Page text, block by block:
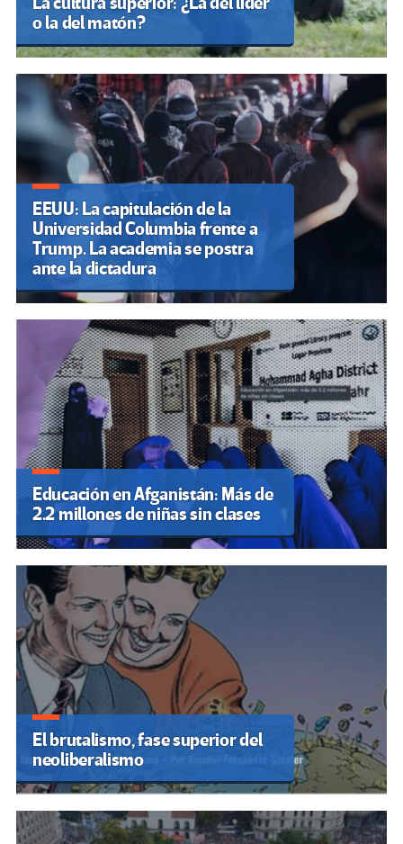
o la del matón?
EEUU: La capitulación de la
Universidad Columbia frente a
Trump. La academia se postra
ante la dictadura
Educación en Afganistán: Más de
2.2 millones de niñas sin clases
El brutalismo, fase superior del
neoliberalismo